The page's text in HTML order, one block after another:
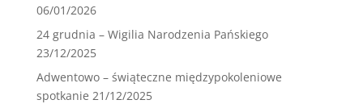
06/01/2026
24 grudnia – Wigilia Narodzenia Pańskiego
23/12/2025
Adwentowo – świąteczne międzypokoleniowe
spotkanie 21/12/2025